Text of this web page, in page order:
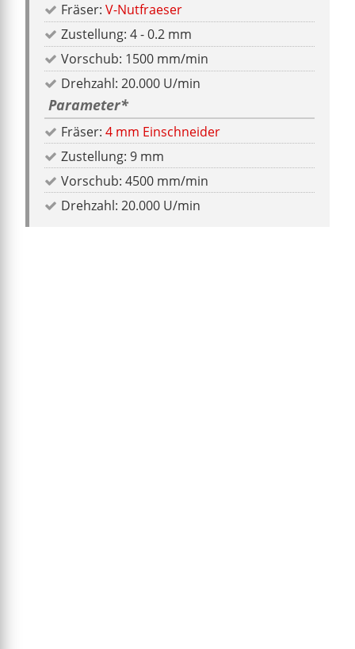
Fräser: V-Nutfraeser
Zustellung: 4 - 0.2 mm
Vorschub: 1500 mm/min
Drehzahl: 20.000 U/min
Parameter*
Fräser: 4 mm Einschneider
Zustellung: 9 mm
Vorschub: 4500 mm/min
Drehzahl: 20.000 U/min